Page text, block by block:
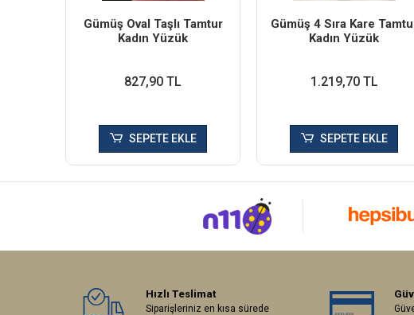
Gümüş Oval Taşlı Tamtur
Kadın Yüzük
827,90 TL
SEPETE EKLE
Gümüş 4 Sıra Kare
Kadın Yüzük
1.219,70 TL
SEPETE EKLE
Hızlı Teslimat
Siparişleriniz en kısa sürede